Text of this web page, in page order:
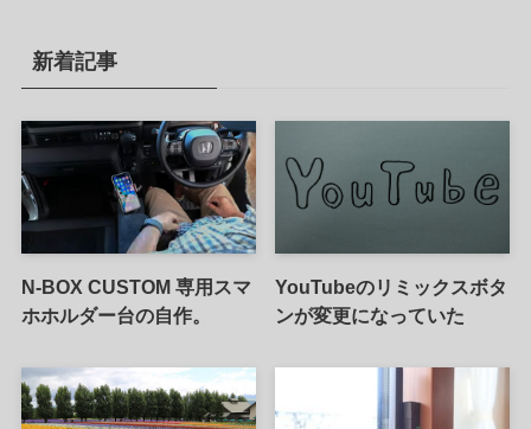
新着記事
N-BOX CUSTOM 専用スマ
ホホルダー台の自作。
YouTubeのリミックスボタ
ンが変更になっていた